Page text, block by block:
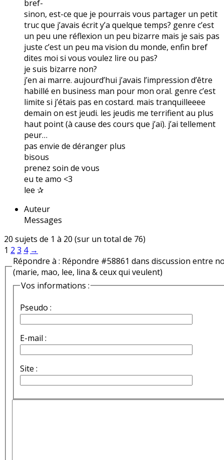
bref-
sinon, est-ce que je pourrais vous partager un petit
truc que j’avais écrit y’a quelque temps? genre c’est
un peu une réflexion un peu bizarre mais je sais pas
juste c’est un peu ma vision du monde, enfin bref
dites moi si vous voulez lire ou pas?
je suis bizarre non?
j’en ai marre. aujourd’hui j’avais l’impression d’être
habillé en business man pour mon oral. genre c’est
limite si j’étais pas en costard. mais tranquilleeee
demain on est jeudi. les jeudis me terrifient au plus
haut point (à cause des cours que j’ai). j’ai tellement
peur…
pas envie de déranger plus
bisous
prenez soin de vous
eu te amo <3
lee ✰
Auteur
Messages
20 sujets de 1 à 20 (sur un total de 76)
1 2 3 4 →
Répondre à : Répondre #58861 dans discussion entre
(marie, mao, lee, lina & ceux qui veulent)
Vos informations :
Pseudo :
E-mail :
Site :